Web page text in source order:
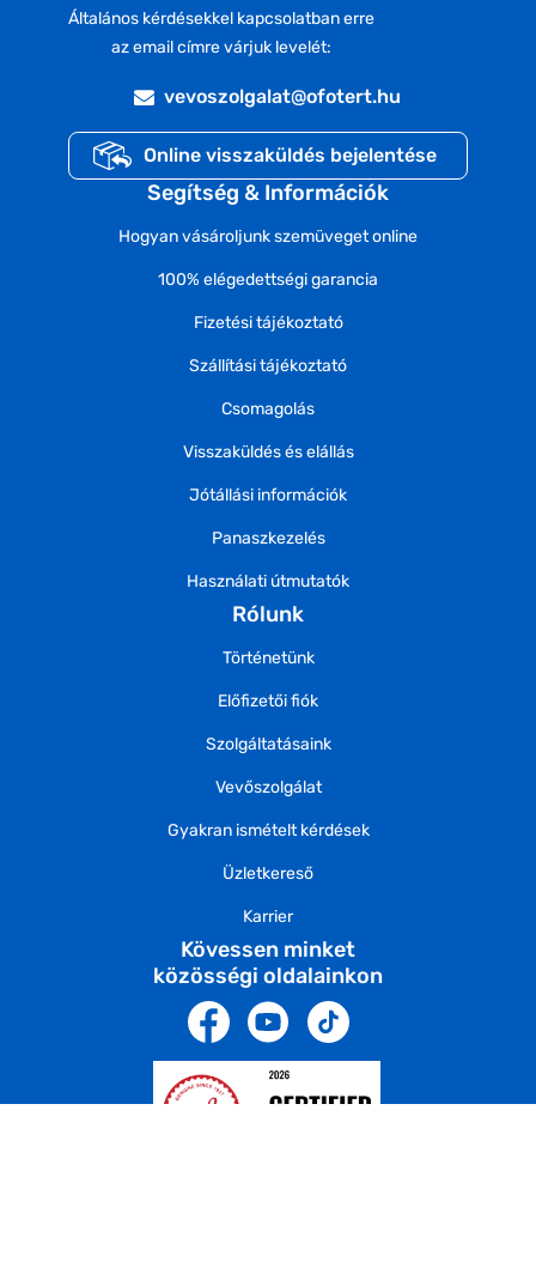
Általános kérdésekkel kapcsolatban erre
az email címre várjuk levelét:
vevoszolgalat@ofotert.hu
Online visszaküldés bejelentése
Segítség & Információk
Hogyan vásároljunk szemüveget online
100% elégedettségi garancia
Fizetési tájékoztató
Szállítási tájékoztató
Csomagolás
Visszaküldés és elállás
Jótállási információk
Panaszkezelés
Használati útmutatók
Rólunk
Történetünk
Előfizetői fiók
Szolgáltatásaink
Vevőszolgálat
Gyakran ismételt kérdések
Üzletkereső
Karrier
Kövessen minket
közösségi oldalainkon